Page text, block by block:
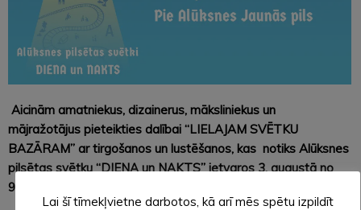
Aicinām amatniekus, dizainerus, māksliniekus un
mājražotājus pieteikties dalībai “LIELAJAM SVĒTKU
BAZĀRAM” ar tirgošanos un lustēšanos, kas notiks Alūksnes
pilsētas svētku “DIENA un NAKTS” ietvaros 3. augustā no
9.00 līdz 16.00.
Lai šī tīmekļvietne darbotos, kā arī mēs spētu izpildīt